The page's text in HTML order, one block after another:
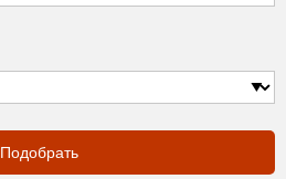
Подобрать